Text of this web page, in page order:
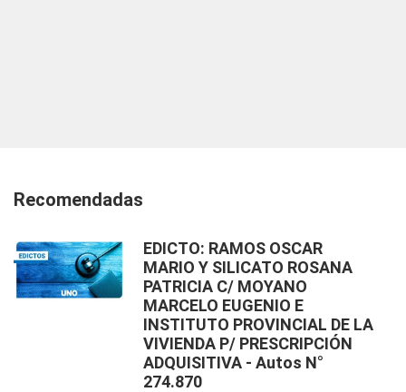
Recomendadas
EDICTO: RAMOS OSCAR
MARIO Y SILICATO ROSANA
PATRICIA C/ MOYANO
MARCELO EUGENIO E
INSTITUTO PROVINCIAL DE LA
VIVIENDA P/ PRESCRIPCIÓN
ADQUISITIVA - Autos N°
274.870